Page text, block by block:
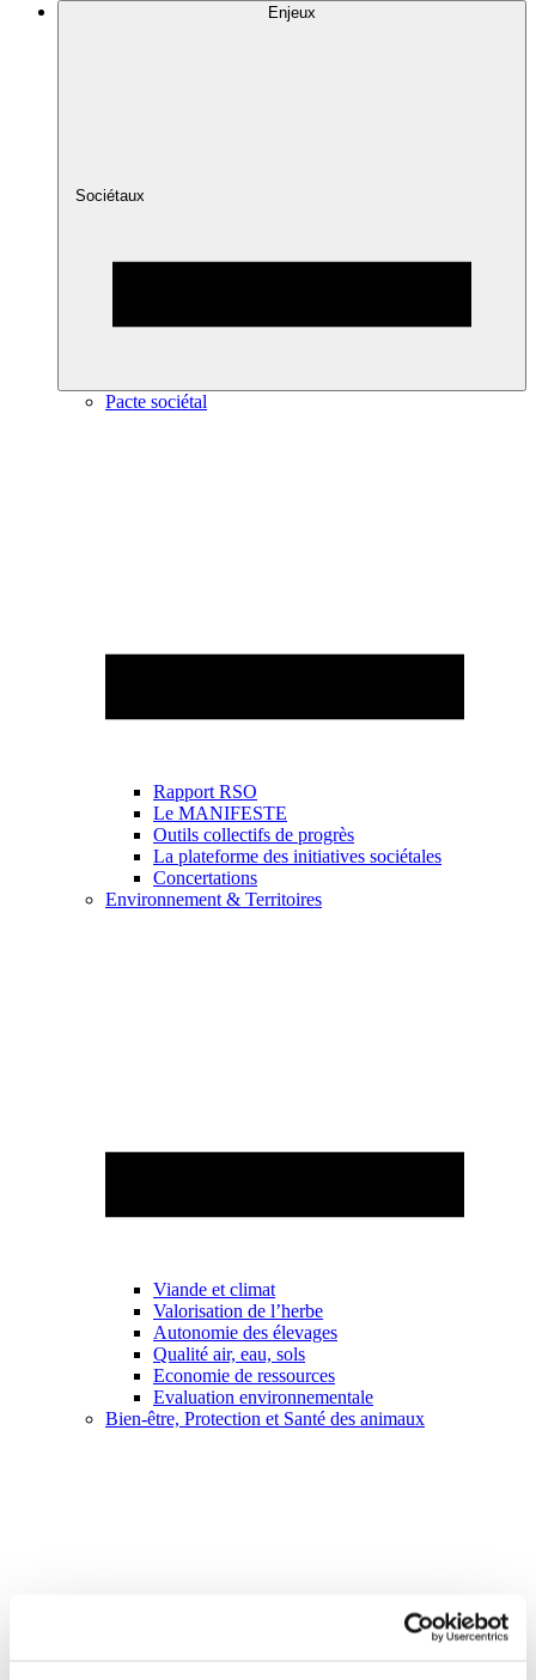
Enjeux
Sociétaux
Pacte sociétal
Rapport RSO
Le MANIFESTE
Outils collectifs de progrès
La plateforme des initiatives sociétales
Concertations
Environnement & Territoires
Viande et climat
Valorisation de l’herbe
Autonomie des élevages
Qualité air, eau, sols
Economie de ressources
Evaluation environnementale
Bien-être, Protection et Santé des animaux